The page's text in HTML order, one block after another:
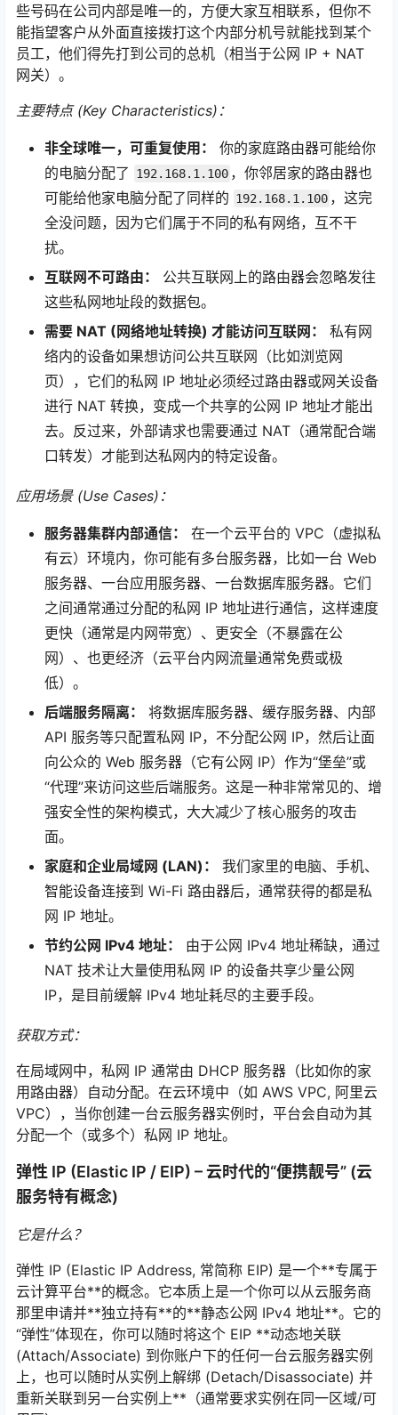
些号码在公司内部是唯一的，方便大家互相联系，但你不
能指望客户从外面直接拨打这个内部分机号就能找到某个
员工，他们得先打到公司的总机（相当于公网 IP + NAT
网关）。
主要特点 (Key Characteristics)：
非全球唯一，可重复使用：
你的家庭路由器可能给你
的电脑分配了
192.168.1.100 ，你邻居家的路由器也
可能给他家电脑分配了同样的 192.168.1.100 ，这完
全没问题，因为它们属于不同的私有网络，互不干
扰。
互联网不可路由：
公共互联网上的路由器会忽略发往
这些私网地址段的数据包。
需要 NAT (网络地址转换) 才能访问互联网：
私有网
络内的设备如果想访问公共互联网（比如浏览网
页），它们的私网 IP 地址必须经过路由器或网关设备
进行 NAT 转换，变成一个共享的公网 IP 地址才能出
去。反过来，外部请求也需要通过 NAT（通常配合端
口转发）才能到达私网内的特定设备。
应用场景 (Use Cases)：
服务器集群内部通信：
在一个云平台的 VPC（虚拟私
有云）环境内，你可能有多台服务器，比如一台 Web
服务器、一台应用服务器、一台数据库服务器。它们
之间通常通过分配的私网 IP 地址进行通信，这样速度
更快（通常是内网带宽）、更安全（不暴露在公
网）、也更经济（云平台内网流量通常免费或极
低）。
后端服务隔离：
将数据库服务器、缓存服务器、内部
API 服务等只配置私网 IP，不分配公网 IP，然后让面
向公众的 Web 服务器（它有公网 IP）作为“堡垒”或
“代理”来访问这些后端服务。这是一种非常常见的、增
强安全性的架构模式，大大减少了核心服务的攻击
面。
家庭和企业局域网 (LAN)：
我们家里的电脑、手机、
智能设备连接到 Wi-Fi 路由器后，通常获得的都是私
网 IP 地址。
节约公网 IPv4 地址：
由于公网 IPv4 地址稀缺，通过
NAT 技术让大量使用私网 IP 的设备共享少量公网
IP，是目前缓解 IPv4 地址耗尽的主要手段。
获取方式：
在局域网中，私网 IP 通常由 DHCP 服务器（比如你的家
用路由器）自动分配。在云环境中（如 AWS VPC, 阿里云
VPC），当你创建一台云服务器实例时，平台会自动为其
分配一个（或多个）私网 IP 地址。
弹性 IP (Elastic IP / EIP) – 云时代的“便携靓号” (云
服务特有概念)
它是什么？
弹性 IP (Elastic IP Address, 常简称 EIP) 是一个**专属于
云计算平台**的概念。它本质上是一个你可以从云服务商
那里申请并**独立持有**的**静态公网 IPv4 地址**。它的
“弹性”体现在，你可以随时将这个 EIP **动态地关联
(Attach/Associate) 到你账户下的任何一台云服务器实例
上，也可以随时从实例上解绑 (Detach/Disassociate) 并
重新关联到另一台实例上**（通常要求实例在同一区域/可